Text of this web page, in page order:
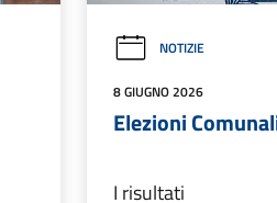
NOTIZIE
8 GIUGNO 2026
Elezioni
I risultati